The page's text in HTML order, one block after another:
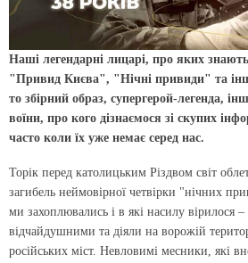
Наші легендарні лицарі, про яких знають
"Привид Києва", "Нічні привиди" та
то збірний образ, супергерой-легенда,
воїни, про кого дізнаємося зі скупих
часто коли їх уже немає серед нас.
Торік перед католицьким Різдвом світ
загибель неймовірної четвірки "нічних
ми захоплювались і в які насилу вірилося
відчайдушними та діяли на ворожій
російських міст. Невловимі месники, які